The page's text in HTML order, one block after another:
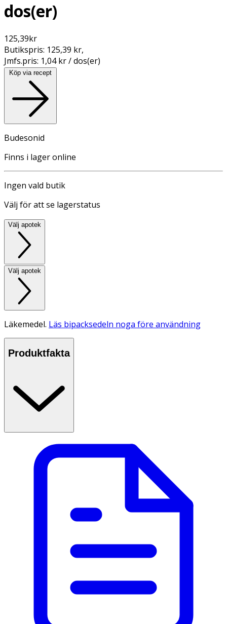
dos(er)
125,39kr
Butikspris: 125,39 kr,
Jmfs.pris: 1,04 kr / dos(er)
Köp via recept
Budesonid
Finns i lager online
Ingen vald butik
Välj för att se lagerstatus
Välj apotek
Välj apotek
Läkemedel. Läs bipacksedeln noga före användning
Produktfakta